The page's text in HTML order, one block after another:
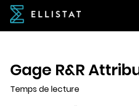
Gage R&R
Temps de lecture